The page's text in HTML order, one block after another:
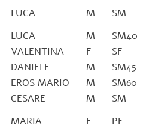
LUCA M
SM
LUCA M
SM40
VALENTINA F
SF
DANIELE M
SM45
EROS MARIO M
SM60
CESARE M
SM
MARIA F PF